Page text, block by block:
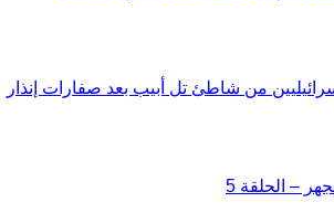
من شاطئ تل أبيب بعد صفارات إنذار
– الحلقة 5